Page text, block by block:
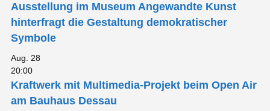
Ausstellung im Museum Angewandte Kunst
hinterfragt die Gestaltung demokratischer
Symbole
Aug. 28
20:00
Kraftwerk mit Multimedia-Projekt beim Open Air
am Bauhaus Dessau